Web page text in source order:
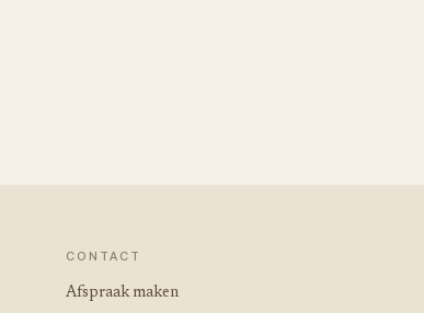
CONTACT
Afspraak maken